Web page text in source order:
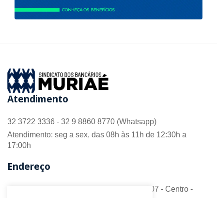
Atendimento
32 3722 3336 - 32 9 8860 8770 (Whatsapp)
Atendimento: seg a sex, das 08h às 11h de 12:30h a
17:00h
Endereço
R. Barão do Monte Alto nº 70 - Sala 306/307 - Centro -